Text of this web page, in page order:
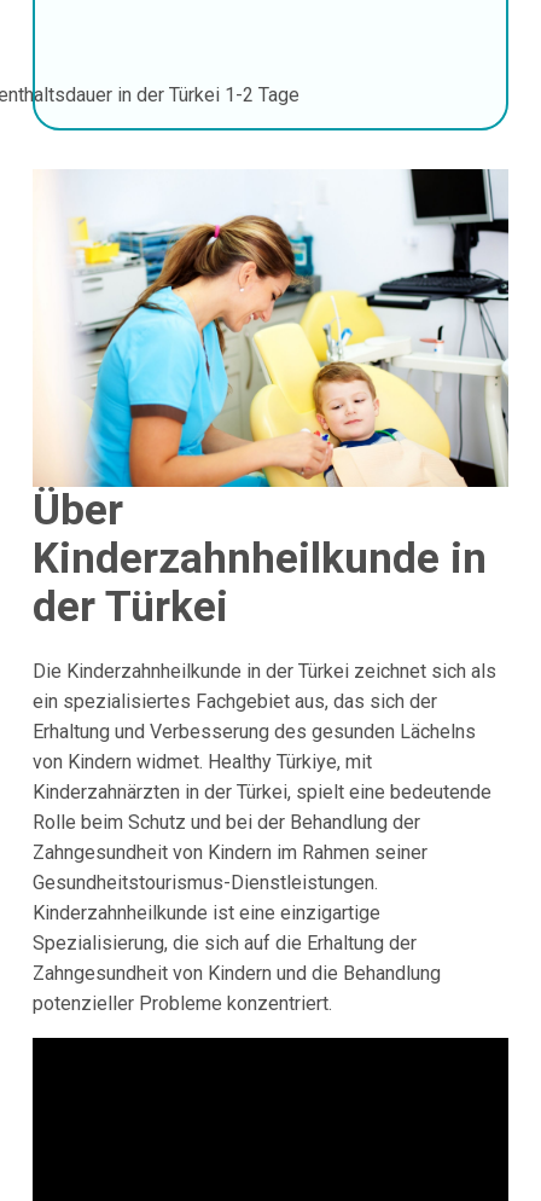
in der Türkei 1-2 Tage
Über
Kinderzahnheilkunde in
der Türkei
Die Kinderzahnheilkunde in der Türkei zeichnet sich als
ein spezialisiertes Fachgebiet aus, das sich der
Erhaltung und Verbesserung des gesunden Lächelns
von Kindern widmet. Healthy Türkiye, mit
Kinderzahnärzten in der Türkei, spielt eine bedeutende
Rolle beim Schutz und bei der Behandlung der
Zahngesundheit von Kindern im Rahmen seiner
Gesundheitstourismus-Dienstleistungen.
Kinderzahnheilkunde ist eine einzigartige
Spezialisierung, die sich auf die Erhaltung der
Zahngesundheit von Kindern und die Behandlung
potenzieller Probleme konzentriert.